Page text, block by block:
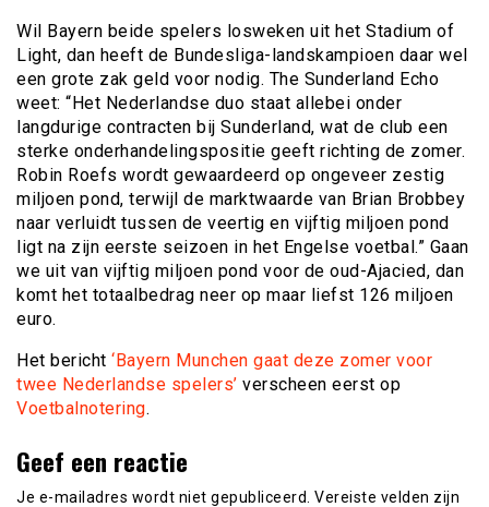
Wil Bayern beide spelers losweken uit het Stadium of
Light, dan heeft de Bundesliga-landskampioen daar wel
een grote zak geld voor nodig. The Sunderland Echo
weet: “Het Nederlandse duo staat allebei onder
langdurige contracten bij Sunderland, wat de club een
sterke onderhandelingspositie geeft richting de zomer.
Robin Roefs wordt gewaardeerd op ongeveer zestig
miljoen pond, terwijl de marktwaarde van Brian Brobbey
naar verluidt tussen de veertig en vijftig miljoen pond
ligt na zijn eerste seizoen in het Engelse voetbal.” Gaan
we uit van vijftig miljoen pond voor de oud-Ajacied, dan
komt het totaalbedrag neer op maar liefst 126 miljoen
euro.
Het bericht ‘Bayern Munchen gaat deze zomer voor
twee Nederlandse spelers’ verscheen eerst op
Voetbalnotering.
Geef een reactie
Je e-mailadres wordt niet gepubliceerd. Vereiste velden zijn